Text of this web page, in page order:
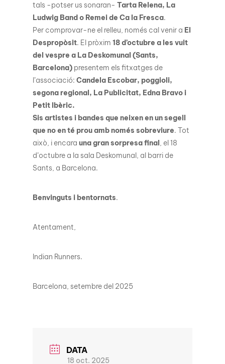
tals -potser us sonaran- Tarta Relena, La
Ludwig Band o Remei de Ca la Fresca.
Per comprovar-ne el relleu, només cal venir a El
Despropòsit. El pròxim 18 d’octubre a les vuit
del vespre a La Deskomunal (Sants,
Barcelona) presentem els fitxatges de
l’associació: Candela Escobar, poggioli,
segona regional, La Publicitat, Edna Bravo i
Petit Ibèric.
Sis artistes i bandes que neixen en un segell
que no en té prou amb només sobreviure. Tot
això, i encara una gran sorpresa final , el 18
d’octubre a la sala Deskomunal, al barri de
Sants, a Barcelona.
Benvinguts i bentornats.
Atentament,
Indian Runners.
Barcelona, setembre del 2025
DATA
18 oct. 2025